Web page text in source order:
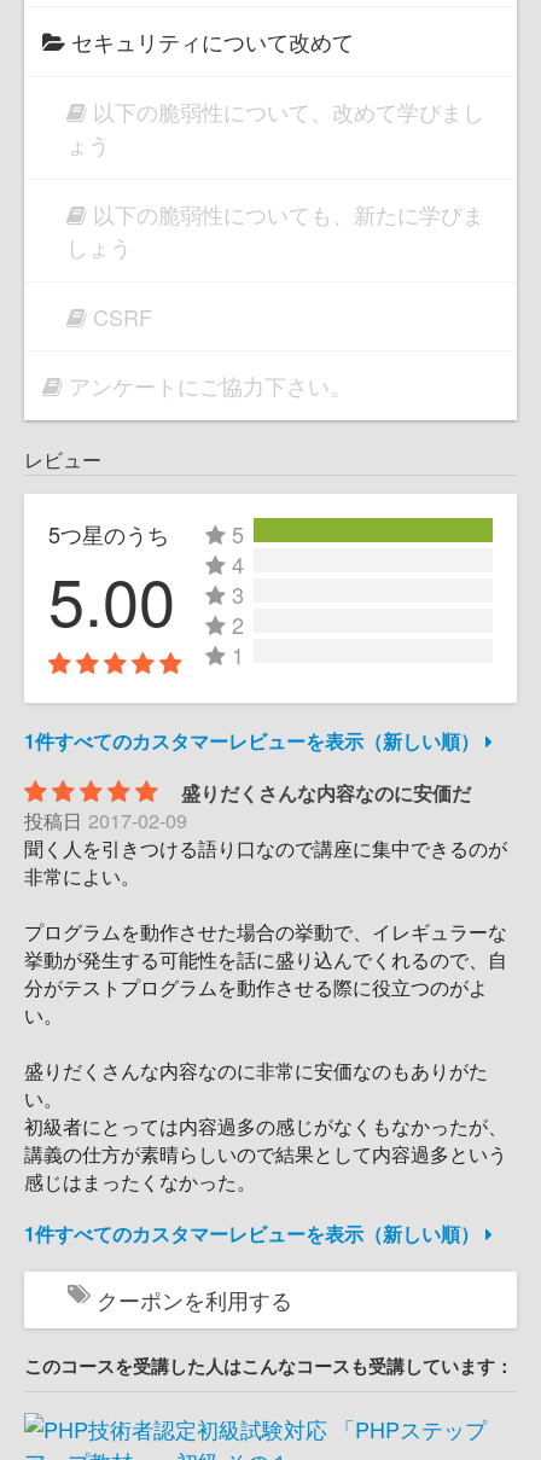
セキュリティについて改めて
以下の脆弱性について、改めて学びまし
ょう
以下の脆弱性についても、新たに学びま
しょう
CSRF
アンケートにご協力下さい。
レビュー
5つ星のうち
5.00
5
4
3
2
1
1件すべてのカスタマーレビューを表示（新しい順）
盛りだくさんな内容なのに安価だ
投稿日 2017-02-09
聞く人を引きつける語り口なので講座に集中できるのが
非常によい。
プログラムを動作させた場合の挙動で、イレギュラーな
挙動が発生する可能性を話に盛り込んでくれるので、自
分がテストプログラムを動作させる際に役立つのがよ
い。
盛りだくさんな内容なのに非常に安価なのもありがた
い。
初級者にとっては内容過多の感じがなくもなかったが、
講義の仕方が素晴らしいので結果として内容過多という
感じはまったくなかった。
1件すべてのカスタマーレビューを表示（新しい順）
クーポンを利用する
このコースを受講した人はこんなコースも受講しています：